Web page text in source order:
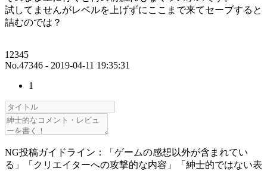
試してませんがレベルを上げずにここまで来てセーブすると
詰むのでは？
12345
No.47346 - 2019-04-11 19:35:31
1
NG投稿ガイドライン：「ゲームの感想以外が含まれてい
る」「クリエイターへの攻撃的な内容」「紳士的ではない表